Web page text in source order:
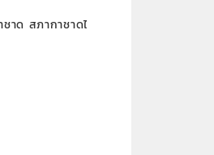
าด สภากาชาดไ